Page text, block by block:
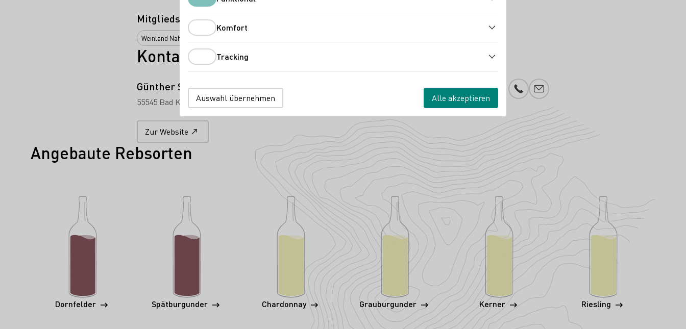
Mitgliedschaften
Weinland Nahe e.V.
Kontakt
Günther Schlink
55545 Bad Kreuznach Maler-Müller-Str. 58
Telefonnummer
E-Mail-Adresse
Zur Website
Angebaute Rebsorten
Dornfelder Spätburgunder Chardonnay Grauburgunder Kerner Riesling
Funktional
Komfort
Tracking
Auswahl übernehmen Alle akzeptieren